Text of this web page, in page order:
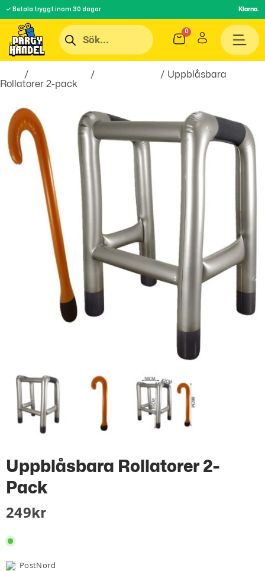
✓ Betala tryggt inom 30 dagar Klarna.
/ /
/ Uppblåsbara
Rollatorer 2-pack
Uppblåsbara Rollatorer 2-
Pack
249 Kr
PostNord